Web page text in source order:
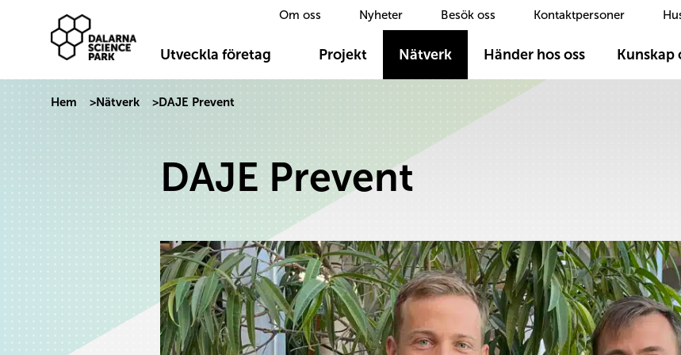
Hoppa till innehåll
Om oss Nyheter Besök oss Kontaktpersoner
Dalarna Science Park
Utveckla företag
Projekt Nätverk Händer hos oss Kunskap
Hem >Nätverk >DAJE Prevent
DAJE Prevent